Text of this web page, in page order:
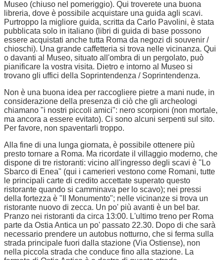
Museo (chiuso nel pomeriggio). Qui troverete una buona
libreria, dove è possibile acquistare una guida agli scavi.
Purtroppo la migliore guida, scritta da Carlo Pavolini, è stata
pubblicata solo in italiano (libri di guida di base possono
essere acquistati anche tutta Roma da negozi di souvenir /
chioschi). Una grande caffetteria si trova nelle vicinanza. Qui
o davanti al Museo, situato all'ombra di un pergolato, può
pianificare la vostra visita. Dietro e intorno al Museo si
trovano gli uffici della Soprintendenza / Soprintendenza.
Non è una buona idea per raccogliere pietre a mani nude, in
considerazione della presenza di ciò che gli archeologi
chiamano "i nostri piccoli amici": nero scorpioni (non mortale,
ma ancora a essere evitato). Ci sono alcuni serpenti sul sito.
Per favore, non spaventarli troppo.
Alla fine di una lunga giornata, è possibile ottenere più
presto tornare a Roma. Ma ricordate il villaggio moderno, che
dispone di tre ristoranti: vicino all'ingresso degli scavi è "Lo
Sbarco di Enea" (qui i camerieri vestono come Romani, tutte
le principali carte di credito accettate superato questo
ristorante quando si camminava per lo scavo); nei pressi
della fortezza è "Il Monumento"; nelle vicinanze si trova un
ristorante nuovo di zecca. Un po' più avanti è un bel bar.
Pranzo nei ristoranti da circa 13:00. L'ultimo treno per Roma
parte da Ostia Antica un po' passato 22.30. Dopo di che sarà
necessario prendere un autobus notturno, che si ferma sulla
strada principale fuori dalla stazione (Via Ostiense), non
nella piccola strada che conduce fino alla stazione. La